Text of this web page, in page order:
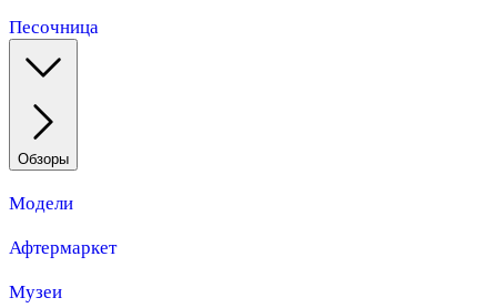
Песочница
Обзоры
Модели
Афтермаркет
Музеи